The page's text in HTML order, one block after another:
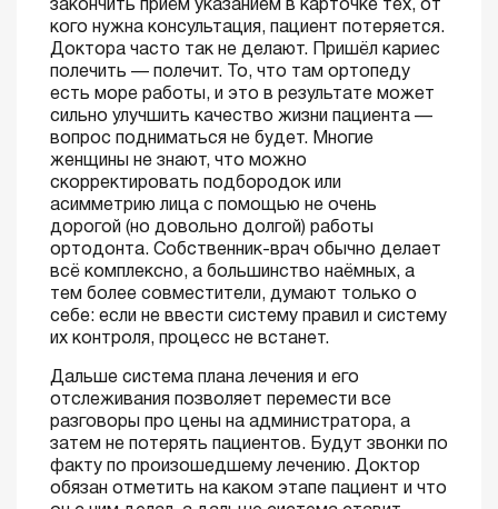
закончить приём указанием в карточке тех, от
кого нужна консультация, пациент потеряется.
Доктора часто так не делают. Пришёл кариес
полечить — полечит. То, что там ортопеду
есть море работы, и это в результате может
сильно улучшить качество жизни пациента —
вопрос подниматься не будет. Многие
женщины не знают, что можно
скорректировать подбородок или
асимметрию лица с помощью не очень
дорогой (но довольно долгой) работы
ортодонта. Собственник-врач обычно делает
всё комплексно, а большинство наёмных, а
тем более совместители, думают только о
себе: если не ввести систему правил и систему
их контроля, процесс не встанет.
Дальше система плана лечения и его
отслеживания позволяет перемести все
разговоры про цены на администратора, а
затем не потерять пациентов. Будут звонки по
факту по произошедшему лечению. Доктор
обязан отметить на каком этапе пациент и что